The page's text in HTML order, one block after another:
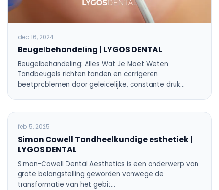
dec 16, 2024
Beugelbehandeling | LYGOS DENTAL
Beugelbehandeling: Alles Wat Je Moet Weten
Tandbeugels richten tanden en corrigeren
beetproblemen door geleidelijke, constante druk…
ALGEMENE TANDHEELKUNDE
feb 5, 2025
Simon Cowell Tandheelkundige esthetiek |
LYGOS DENTAL
Simon-Cowell Dental Aesthetics is een onderwerp van
grote belangstelling geworden vanwege de
transformatie van het gebit…